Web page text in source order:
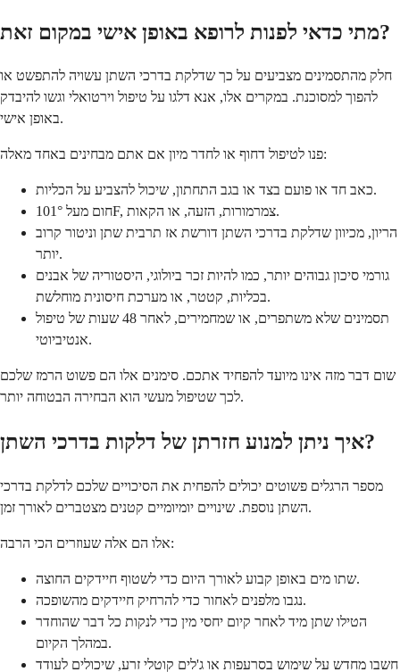
מתי כדאי לפנות לרופא באופן אישי במקום זאת?
חלק מהתסמינים מצביעים על כך שדלקת בדרכי השתן עשויה להתפשט או
להפוך למסוכנת. במקרים אלו, אנא דלגו על טיפול וירטואלי וגשו להיבדק
באופן אישי.
פנו לטיפול דחוף או לחדר מיון אם אתם מבחינים באחד מאלה:
כאב חד או פועם בצד או בגב התחתון, שיכול להצביע על הכליות.
חום מעל 101°F, צמרמורות, הזעה, או הקאות.
הריון, מכיוון שדלקת בדרכי השתן דורשת אז תרבית שתן וניטור קרוב
יותר.
גורמי סיכון גבוהים יותר, כמו להיות זכר ביולוגי, היסטוריה של אבנים
בכליות, קטטר, או מערכת חיסונית מוחלשת.
תסמינים שלא משתפרים, או שמחמירים, לאחר 48 שעות של טיפול
אנטיביוטי.
שום דבר מזה אינו מיועד להפחיד אתכם. סימנים אלו הם פשוט הרמז שלכם
לכך שטיפול מעשי הוא הבחירה הבטוחה יותר.
איך ניתן למנוע חזרתן של דלקות בדרכי השתן?
מספר הרגלים פשוטים יכולים להפחית את הסיכויים שלכם לדלקת בדרכי
השתן נוספת. שינויים יומיומיים קטנים מצטברים לאורך זמן.
אלו הם אלה שעוזרים הכי הרבה:
שתו מים באופן קבוע לאורך היום כדי לשטוף חיידקים החוצה.
נגבו מלפנים לאחור כדי להרחיק חיידקים מהשופכה.
הטילו שתן מיד לאחר קיום יחסי מין כדי לנקות כל דבר שהוחדר
במהלך הקיום.
חשבו מחדש על שימוש בסרעפות או ג'לים קוטלי זרע, שיכולים לעודד